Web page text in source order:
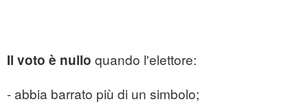
Il voto è nullo quando l'elettore:
- abbia barrato più di un simbolo;